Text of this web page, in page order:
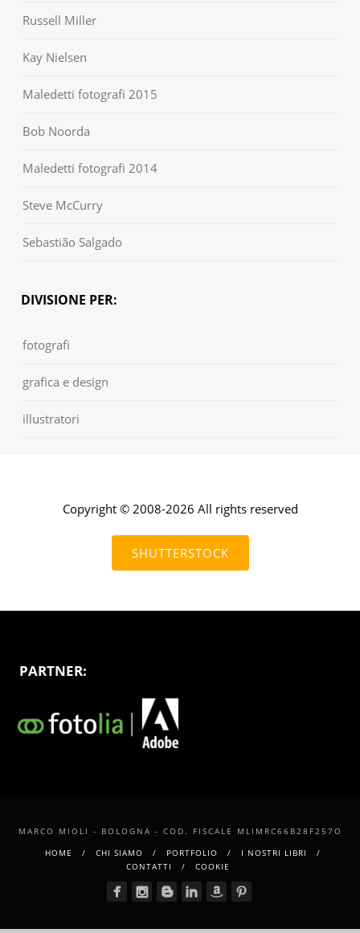
Russell Miller
Kay Nielsen
Maledetti fotografi 2015
Bob Noorda
Maledetti fotografi 2014
Steve McCurry
Sebastião Salgado
DIVISIONE PER:
fotografi
grafica e design
illustratori
Copyright © 2008-2026 All rights reserved
SHUTTERSTOCK
PARTNER:
MARCO MIOLI - BOLOGNA - COD. FISCALE MLIMRC66B28F257O
HOME
CHI SIAMO PORTFOLIO
I NOSTRI LIBRI
CONTATTI
COOKIE